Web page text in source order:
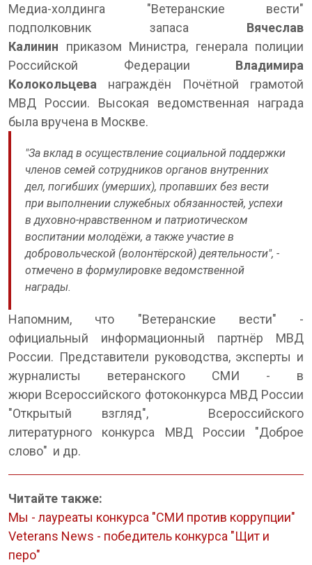
Медиа-холдинга "Ветеранские вести"
подполковник запаса Вячеслав
Калинин приказом Министра, генерала полиции
Российской Федерации Владимира
Колокольцева награждён Почётной грамотой
МВД России. Высокая ведомственная награда
была вручена в Москве.
"За вклад в осуществление социальной поддержки
членов семей сотрудников органов внутренних
дел, погибших (умерших), пропавших без вести
при выполнении служебных обязанностей, успехи
в духовно-нравственном и патриотическом
воспитании молодёжи, а также участие в
добровольческой (волонтёрской) деятельности", -
отмечено в формулировке ведомственной
награды.
Напомним, что "Ветеранские вести" -
официальный информационный партнёр МВД
России. Представители руководства, эксперты и
журналисты ветеранского СМИ - в
жюри Всероссийского фотоконкурса МВД России
"Открытый взгляд", Всероссийского
литературного конкурса МВД России "Доброе
слово" и др.
Читайте также:
Мы - лауреаты конкурса "СМИ против коррупции"
Veterans News - победитель конкурса "Щит и
перо"